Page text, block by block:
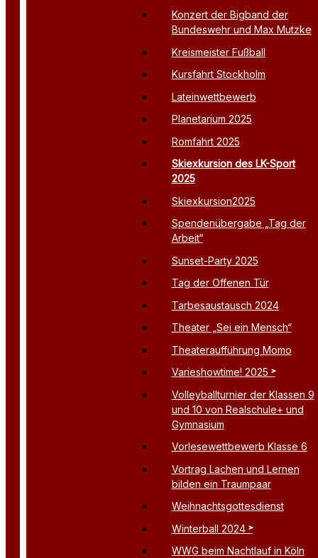
Konzert der Bigband der
Bundeswehr und Max Mutzke
Kreismeister Fußball
Kursfahrt Stockholm
Lateinwettbewerb
Planetarium 2025
Romfahrt 2025
Skiexkursion des LK-Sport
2025
Skiexkursion2025
Spendenübergabe „Tag der
Arbeit“
Sunset-Party 2025
Tag der Offenen Tür
Tarbesaustausch 2024
Theater „Sei ein Mensch“
Theateraufführung Momo
Varieshowtime! 2025
Volleyballturnier der Klassen 9
und 10 von Realschule+ und
Gymnasium
Vorlesewettbewerb Klasse 6
Vortrag Lachen und Lernen
bilden ein Traumpaar
Weihnachtsgottesdienst
Winterball 2024
WWG beim Nachtlauf in Köln